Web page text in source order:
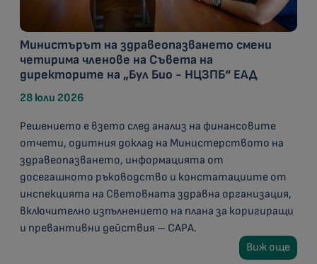
Министърът на здравеопазването смени
четирима членове на Съвета на
директорите на „Бул Био - НЦЗПБ“ ЕАД
28 юли 2026
Решението е взето след анализ на финансовите
отчети, одитния доклад на Министерството на
здравеопазването, информацията от
досегашното ръководство и констатациите от
инспекцията на Световната здравна организация,
включително изпълнението на плана за коригиращи
и превантивни действия – CAPA.
Виж още